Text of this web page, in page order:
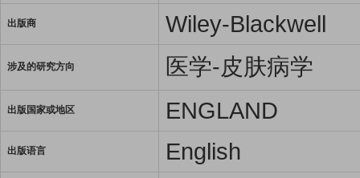
出版商 Wiley-Blackwell
涉及的研究方向 医学-皮肤病学
出版国家或地区 ENGLAND
出版语言 English